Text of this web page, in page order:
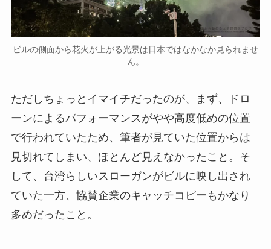
ビルの側面から花火が上がる光景は日本ではなかなか見られませ
ん。
ただしちょっとイマイチだったのが、まず、ドロ
ーンによるパフォーマンスがやや高度低めの位置
で行われていたため、筆者が見ていた位置からは
見切れてしまい、ほとんど見えなかったこと。そ
して、台湾らしいスローガンがビルに映し出され
ていた一方、協賛企業のキャッチコピーもかなり
多めだったこと。